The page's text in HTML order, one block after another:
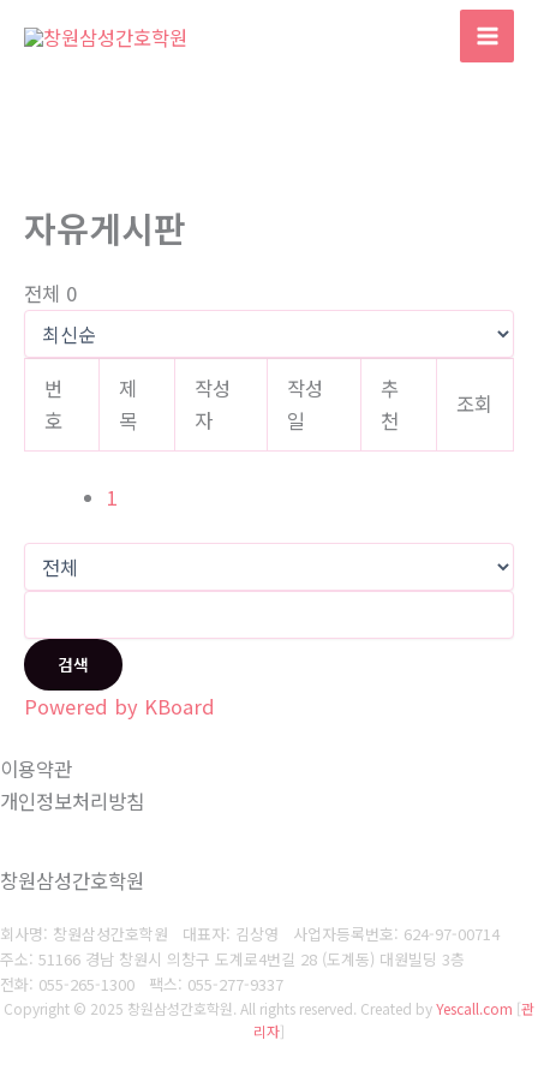
Main
자유게시판
전체 0
번
호
제
목
작성
자
작성
일
추
천
조회
1
검색
Powered by KBoard
이용약관
개인정보처리방침
창원삼성간호학원
회사명: 창원삼성간호학원 대표자: 김상영 사업자등록번호: 624-97-00714
주소: 51166 경남 창원시 의창구 도계로4번길 28 (도계동) 대원빌딩 3층
전화: 055-265-1300
팩스: 055-277-9337
Copyright © 2025 창원삼성간호학원. All rights reserved. Created byYescall.com [관
리자]